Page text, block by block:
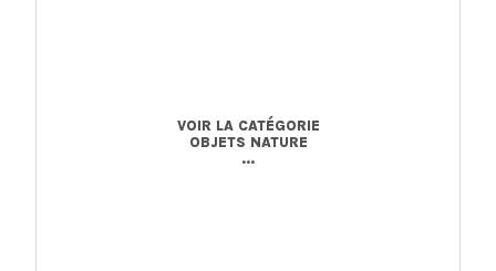
VOIR LA CATÉGORIE
OBJETS NATURE
...